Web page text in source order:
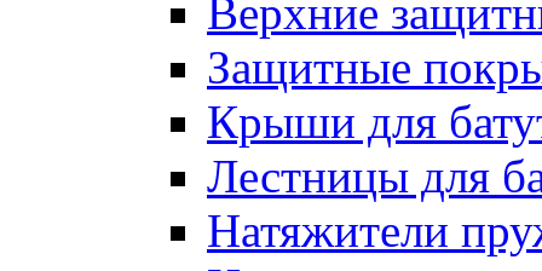
Верхние
Защитные
Крыши для
Лестницы для
Натяжители